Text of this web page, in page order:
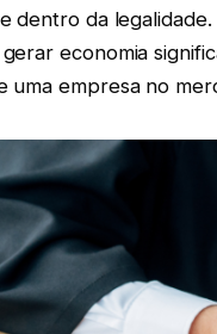
dentro da
economia
uma empresa no